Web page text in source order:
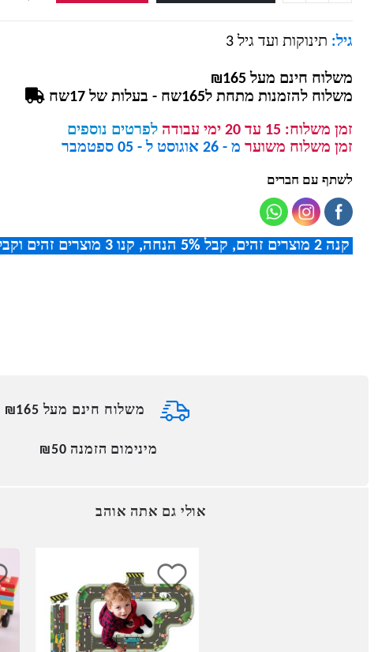
גיל: תינוקות ועד גיל 3
משלוח חינם מעל ₪165
משלוח להזמנות מתחת ל165שח - בעלות של 17שח
זמן משלוח:
לפרטים נוספים
זמן משלוח משוער מ - 26 אוגוסט ל - 05 ספטמבר
לשתף עם חברים
קנה 2 מוצרים זהים, קבל 5% הנחה , קנו 3 מוצרים זהים וקבלו 8% הנחה
משלוח חינם מעל ₪165
מינימום הזמנה ₪50
אולי גם אתה אוהב